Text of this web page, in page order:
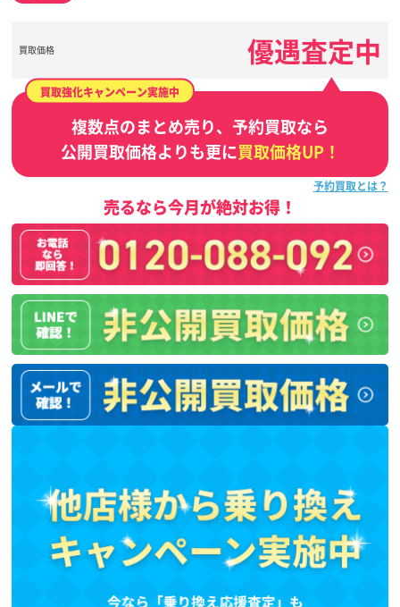
買取価格 優遇査定中
買取強化キャンペーン実施中
複数点のまとめ売り、予約買取なら
公開買取価格よりも更に買取価格UP！
予約買取とは？
売るなら今月が絶対お得！